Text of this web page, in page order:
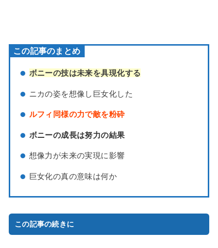
この記事のまとめ
ボニーの技は未来を具現化する
ニカの姿を想像し巨女化した
ルフィ同様の力で敵を粉砕
ボニーの成長は努力の結果
想像力が未来の実現に影響
巨女化の真の意味は何か
この記事の続きに